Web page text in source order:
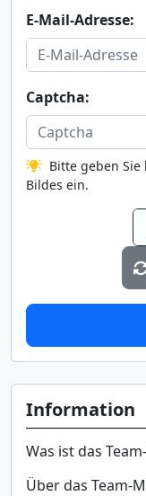
E-Mail-Adresse:
Captcha:
Bitte geben
Bildes ein.
Information
Was ist das
Über das Team-